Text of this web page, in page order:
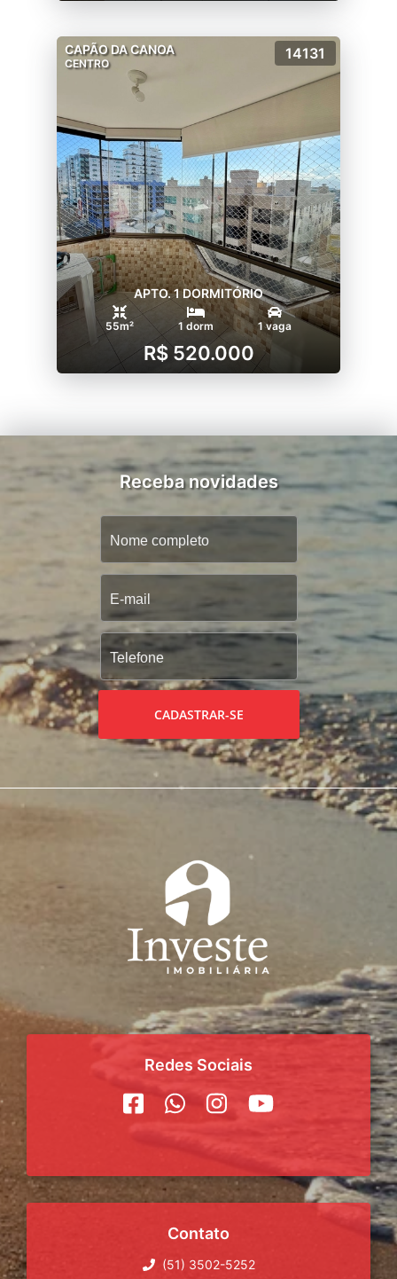
CAPÃO DA CANOA
CENTRO
14131
APTO. 1 DORMITÓRIO
55m² 1 dorm 1 vaga
R$ 520.000
Receba novidades
CADASTRAR-SE
Redes Sociais
Contato
(51) 3502-5252